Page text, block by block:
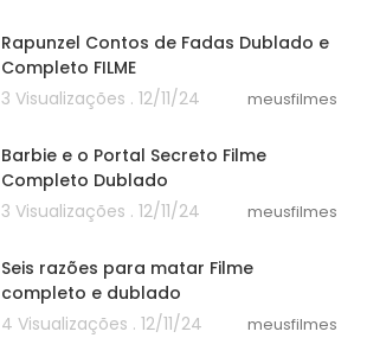
Rapunzel Contos de Fadas Dublado e
Completo FILME
3 Visualizações . 12/11/24
meusfilmes
Barbie e o Portal Secreto Filme
Completo Dublado
3 Visualizações . 12/11/24
meusfilmes
Seis razões para matar Filme
completo e dublado
4 Visualizações . 12/11/24
meusfilmes